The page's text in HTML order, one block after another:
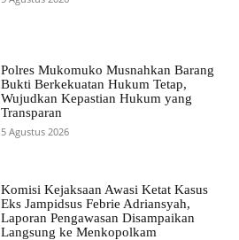
Polres Mukomuko Musnahkan Barang
Bukti Berkekuatan Hukum Tetap,
Wujudkan Kepastian Hukum yang
Transparan
5 Agustus 2026
Komisi Kejaksaan Awasi Ketat Kasus
Eks Jampidsus Febrie Adriansyah,
Laporan Pengawasan Disampaikan
Langsung ke Menkopolkam